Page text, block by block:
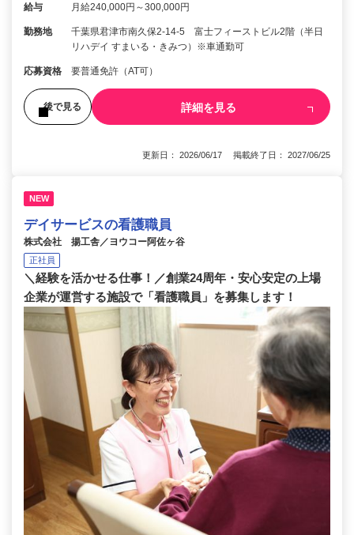
給与 月給240,000円～300,000円
勤務地
千葉県君津市南久保2-14-5 富士フィーストビル2階（半日
リハデイ すまいる・きみつ）※車通勤可
応募資格 要普通免許（AT可）
後で見る 詳細を見る
更新日： 2026/06/17 掲載終了日： 2027/06/25
NEW
デイサービスの看護職員
株式会社 揚工舎／ヨウコー阿佐ヶ谷
正社員
＼経験を活かせる仕事！／創業24周年・安心安定の上場
企業が運営する施設で「看護職員」を募集します！